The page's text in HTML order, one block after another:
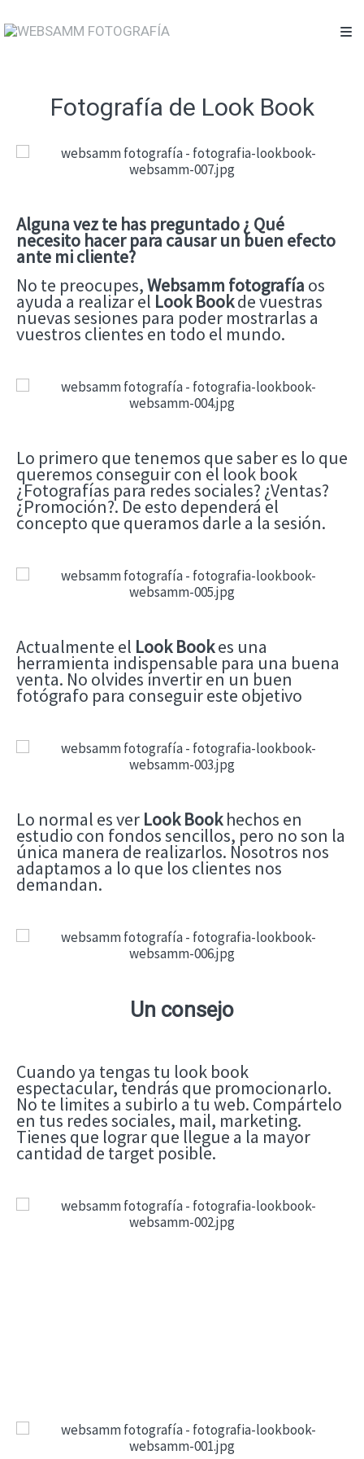
Fotografía de Look Book
Alguna vez te has preguntado ¿ Qué
necesito hacer para causar un buen efecto
ante mi cliente?
No te preocupes,Websamm fotografía os
ayuda a realizar el Look Bookde vuestras
nuevas sesiones para poder mostrarlas a
vuestros clientes en todo el mundo.
Lo primero que tenemos que saber es lo que
queremos conseguir con el look book
¿Fotografías para redes sociales? ¿Ventas?
¿Promoción?. De esto dependerá el
concepto que queramos darle a la sesión.
Actualmente el Look Bookes una
herramienta indispensable para una buena
venta. No olvides invertir en un buen
fotógrafo para conseguir este objetivo
Lo normal es ver Look Bookhechos en
estudio con fondos sencillos, pero no son la
única manera de realizarlos. Nosotros nos
adaptamos a lo que los clientes nos
demandan.
Un consejo
Cuando ya tengas tu look book
espectacular, tendrás que promocionarlo.
No te limites a subirlo a tu web. Compártelo
en tus redes sociales, mail, marketing.
Tienes que lograr que llegue a la mayor
cantidad de target posible.